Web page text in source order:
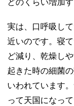
実は、口呼吸し
近いのです。寝
ど減り、乾燥し
起きた時の細菌
いわれています
って天国になっ